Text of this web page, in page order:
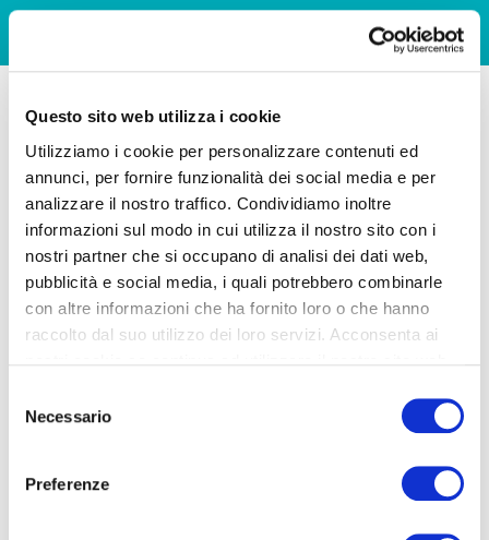
Questo sito web utilizza i cookie
Utilizziamo i cookie per personalizzare contenuti ed
annunci, per fornire funzionalità dei social media e per
analizzare il nostro traffico. Condividiamo inoltre
informazioni sul modo in cui utilizza il nostro sito con i
nostri partner che si occupano di analisi dei dati web,
pubblicità e social media, i quali potrebbero combinarle
con altre informazioni che ha fornito loro o che hanno
raccolto dal suo utilizzo dei loro servizi. Acconsenta ai
delNecessario
Preferenze